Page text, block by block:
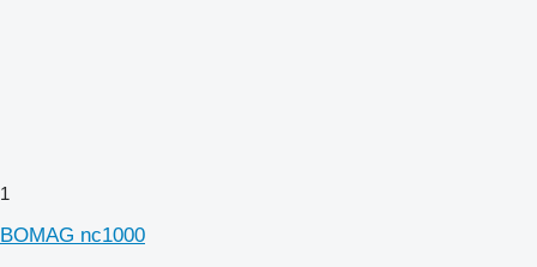
1
BOMAG nc1000